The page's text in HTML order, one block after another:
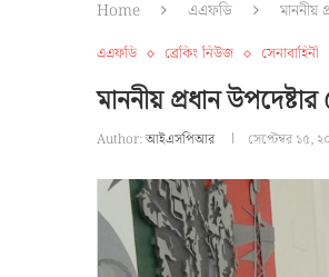
Home এএফডি মাননীয়
এএফডি ব্রেকিং নিউজ সেনাবাহিনী
মাননীয় প্রধান
Author:আইএসপিআর সেপ্টেম্বর ১৫,